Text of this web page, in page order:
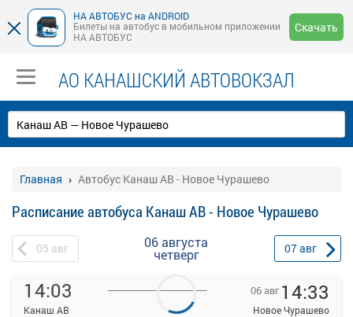
НА АВТОБУС на ANDROID
Билеты на автобус в мобильном приложении
НА АВТОБУС
Скачать
АО КАНАШСКИЙ АВТОВОКЗАЛ
Главная Автобус Канаш АВ - Новое Чурашево
Расписание автобуса Канаш АВ - Новое Чурашево
05 авг 06 августа
четверг 07авг
14:03
Канаш АВ
06 авг 14:33
Новое Чурашево